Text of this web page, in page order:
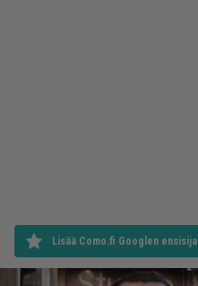
Lisää Como.fi Googlen